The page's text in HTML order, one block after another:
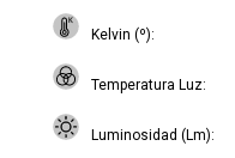
Kelvin (º)
Temperatura Luz
Luminosidad (Lm)